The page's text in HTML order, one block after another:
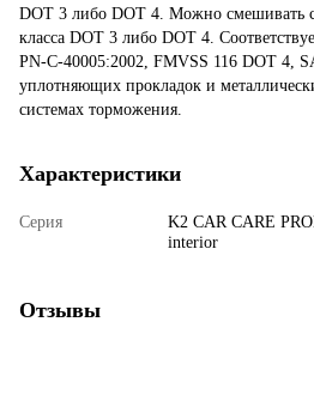
DOT 3 либо DOT 4. Можно смешивать
класса DOT 3 либо DOT 4.
PN-C-40005:2002, FMVSS 116 DOT 4,
уплотняющих прокладок и
системах торможения.
Характеристики
Серия
K2 CAR CARE
interior
Отзывы